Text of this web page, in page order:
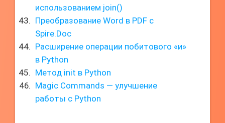
использованием join()
Преобразование Word в PDF с
Spire.Doc
Расширение операции побитового «и»
в Python
Метод init в Python
Magic Commands — улучшение
работы с Python